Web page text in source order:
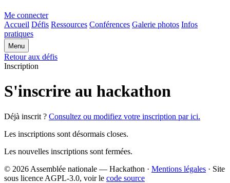
Me connecter
Accueil Défis Ressources Conférences Galerie photos Infos
pratiques
Menu
Retour aux défis
Inscription
S'inscrire au hackathon
Déjà inscrit ? Consultez ou modifiez votre inscription par ici.
Les inscriptions sont désormais closes.
Les nouvelles inscriptions sont fermées.
© 2026 Assemblée nationale — Hackathon · Mentions légales · Site
sous licence AGPL-3.0, voir le code source